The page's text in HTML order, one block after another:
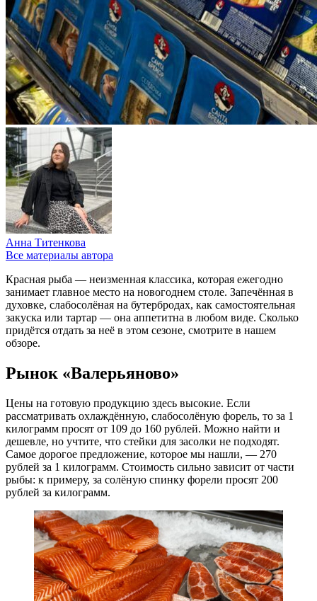
Анна Титенкова
Все материалы автора
Красная рыба — неизменная классика, которая ежегодно
занимает главное место на новогоднем столе. Запечённая в
духовке, слабосолёная на бутербродах, как самостоятельная
закуска или тартар — она аппетитна в любом виде. Сколько
придётся отдать за неё в этом сезоне, смотрите в нашем
обзоре.
Рынок «Валерьяново»
Цены на готовую продукцию здесь высокие. Если
рассматривать охлаждённую, слабосолёную форель, то за 1
килограмм просят от 109 до 160 рублей. Можно найти и
дешевле, но учтите, что стейки для засолки не подходят.
Самое дорогое предложение, которое мы нашли, — 270
рублей за 1 килограмм. Стоимость сильно зависит от части
рыбы: к примеру, за солёную спинку форели просят 200
рублей за килограмм.